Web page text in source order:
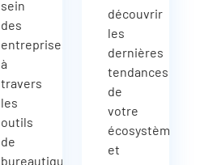
sein
des
entreprises
à
travers
les
outils
de
bureautique,
découvrir
les
dernières
tendances
de
votre
écosystème
et